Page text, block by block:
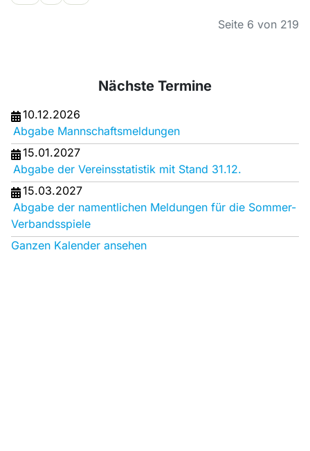
Seite 6 von 219
Nächste Termine
10.12.2026
Abgabe Mannschaftsmeldungen
15.01.2027
Abgabe der Vereinsstatistik mit Stand 31.12.
15.03.2027
Abgabe der namentlichen Meldungen für die Sommer-
Verbandsspiele
Ganzen Kalender ansehen